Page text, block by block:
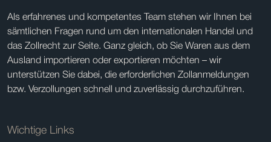
Als erfahrenes und kompetentes Team stehen wir Ihnen bei
sämtlichen Fragen rund um den internationalen Handel und
das Zollrecht zur Seite. Ganz gleich, ob Sie Waren aus dem
Ausland importieren oder exportieren möchten – wir
unterstützen Sie dabei, die erforderlichen Zollanmeldungen
bzw. Verzollungen schnell und zuverlässig durchzuführen.
Wichtige Links